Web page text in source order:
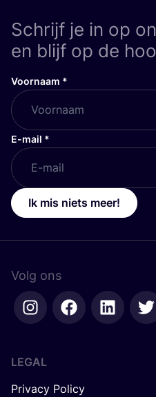
Schrijf je in op
en blijf op de
Voornaam *
E-mail *
Ik mis niets meer!
Volg ons
LEGAL
Privacy Policy